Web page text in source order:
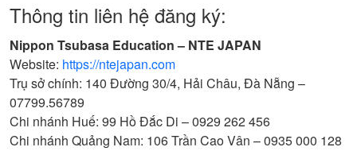
Thông tin liên hệ đăng ký:
Nippon Tsubasa Education – NTE JAPAN
Website: https://ntejapan.com
Trụ sở chính: 140 Đường 30/4, Hải Châu, Đà Nẵng –
07799.56789
Chi nhánh Huế: 99 Hồ Đắc Di – 0929 262 456
Chi nhánh Quảng Nam: 106 Trần Cao Vân – 0935 000 128